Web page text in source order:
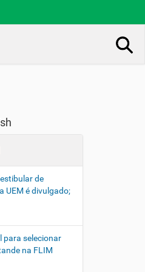
de
UEM é divulgado;
para selecionar
na FLIM